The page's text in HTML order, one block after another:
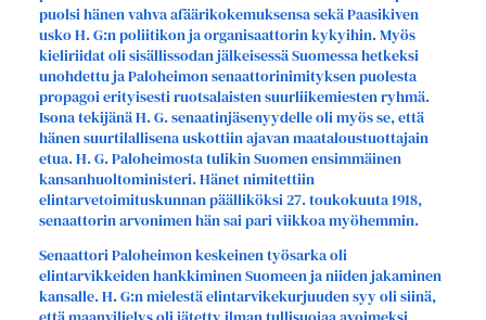
puolsi hänen vahva afäärikokemuksensa sekä Paasikiven
usko H. G:n poliitikon ja organisaattorin kykyihin. Myös
kieliriidat oli sisällissodan jälkeisessä Suomessa hetkeksi
unohdettu ja Paloheimon senaattorinimityksen puolesta
propagoi erityisesti ruotsalaisten suurliikemiesten ryhmä.
Isona tekijänä H. G. senaatinjäsenyydelle oli myös se, että
hänen suurtilallisena uskottiin ajavan maataloustuottajain
etua. H. G. Paloheimosta tulikin Suomen ensimmäinen
kansanhuoltoministeri. Hänet nimitettiin
elintarvetoimituskunnan päälliköksi 27. toukokuuta 1918,
senaattorin arvonimen hän sai pari viikkoa myöhemmin.
Senaattori Paloheimon keskeinen työsarka oli
elintarvikkeiden hankkiminen Suomeen ja niiden jakaminen
kansalle. H. G:n mielestä elintarvikekurjuuden syy oli siinä,